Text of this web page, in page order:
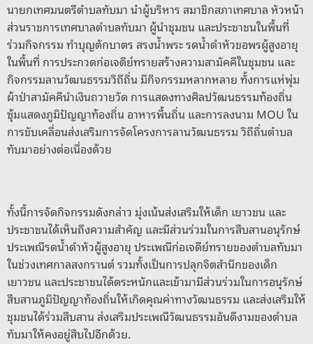
นายกเทศมนตรีตำบลทับมา นำผู้บริหาร สมาชิกสภาเทศบาล หัวหน้า
ส่วนราชการเทศบาลตำบลทับมา ผู้นำชุมชน และประชาชนในพื้นที่
ร่วมกิจกรรม ทำบุญตักบาตร สรงน้ำพระ รดน้ำดำหัวขอพรผู้สูงอายุ
ในพื้นที่ การประกวดก่อเจดีย์ทรายสร้างความสามัคคีในชุมชน และ
กิจกรรมลานวัฒนธรรมวิถีถิ่น มีกิจกรรมหลากหลาย ทั้งการแห่พุ่ม
ผ้าป่าสามัคคีนำเงินถวายวัด การแสดงทางศิลปวัฒนธรรมท้องถิ่น
ซุ้มแสดงภูมิปัญญาท้องถิ่น อาหารพื้นถิ่น และการลงนาม MOU ใน
การขับเคลื่อนส่งเสริมการจัดโครงการลานวัฒนธรรม วิถีถิ่นตำบล
ทับมาอย่างต่อเนื่องด้วย
ทั้งนี้การจัดกิจกรรมดังกล่าว มุ่งเน้นส่งเสริมให้เด็ก เยาวชน และ
ประชาชนได้เห็นถึงความสำคัญ และมีส่วนร่วมในการสืบสานอนุรักษ์
ประเพณีรดน้ำดำหัวผู้สูงอายุ ประเพณีก่อเจดีย์ทรายของตำบลทับมา
ในช่วงเทศกาลสงกรานต์ รวมทั้งเป็นการปลุกจิตสำนึกของเด็ก
เยาวชน และประชาชนได้ตระหนักและเข้ามามีส่วนร่วมในการอนุรักษ์
สืบสานภูมิปัญญาท้องถิ่นให้เกิดคุณค่าทางวัฒนธรรม และส่งเสริมให้
ชุมชนได้ร่วมสืบสาน ส่งเสริมประเพณีวัฒนธรรมอันดีงามของตำบล
ทับมาให้คงอยู่สืบไปอีกด้วย.